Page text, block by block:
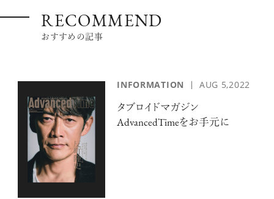
RECOMMEND
おすすめの記事
INFORMATION AUG 5,2022
タブロイドマガジン
AdvancedTimeをお手元に